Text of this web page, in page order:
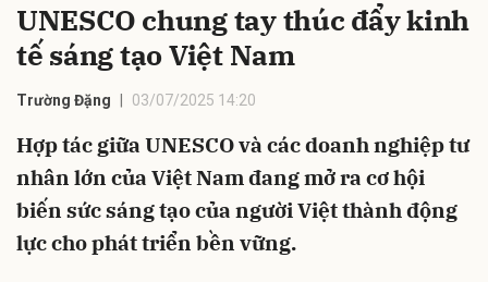
UNESCO chung tay thúc đẩy kinh
tế sáng tạo Việt Nam
Trường Đặng 03/07/2025 14:20
Hợp tác giữa UNESCO và các doanh nghiệp tư
nhân lớn của Việt Nam đang mở ra cơ hội
biến sức sáng tạo của người Việt thành động
lực cho phát triển bền vững.
Hủy